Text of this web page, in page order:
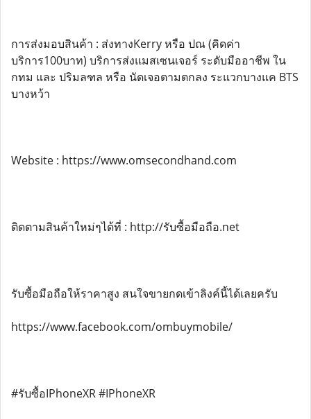
การส่งมอบสินค้า : ส่งทางKerry หรือ ปณ (คิดค่า
บริการ100บาท) บริการส่งแมสเซนเจอร์ ระดับมืออาชีพ ใน
กทม และ ปริมลฑล หรือ นัดเจอตามตกลง ระแวกบางแค BTS
บางหว้า
Website : https://www.omsecondhand.com
ติดตามสินค้าใหม่ๆได้ที่ : http://รับซื้อมือถือ.net
รับซื้อมือถือให้ราคาสูง สนใจขายกดเข้าลิงค์นี้ได้เลยครับ
https://www.facebook.com/ombuymobile/
#รับซื้อIPhoneXR #IPhoneXR